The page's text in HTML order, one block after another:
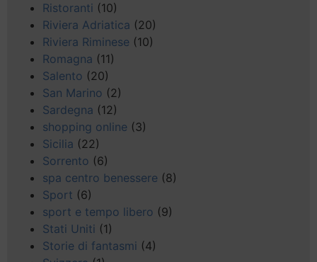
Ristoranti (10)
Riviera Adriatica (20)
Riviera Riminese (10)
Romagna (11)
Salento (20)
San Marino (2)
Sardegna (12)
shopping online (3)
Sicilia (22)
Sorrento (6)
spa centro benessere (8)
Sport (6)
sport e tempo libero (9)
Stati Uniti (1)
Storie di fantasmi (4)